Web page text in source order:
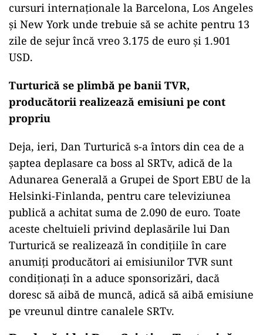
cursuri internaționale la Barcelona, Los Angeles
și New York unde trebuie să se achite pentru 13
zile de sejur încă vreo 3.175 de euro și 1.901
USD.
Turturică se plimbă pe banii TVR,
producătorii realizează emisiuni pe cont
propriu
Deja, ieri, Dan Turturică s-a întors din cea de a
șaptea deplasare ca boss al SRTv, adică de la
Adunarea Generală a Grupei de Sport EBU de la
Helsinki-Finlanda, pentru care televiziunea
publică a achitat suma de 2.090 de euro. Toate
aceste cheltuieli privind deplasările lui Dan
Turturică se realizează în condițiile în care
anumiți producători ai emisiunilor TVR sunt
condiționați în a aduce sponsorizări, dacă
doresc să aibă de muncă, adică să aibă emisiune
pe vreunul dintre canalele SRTv.